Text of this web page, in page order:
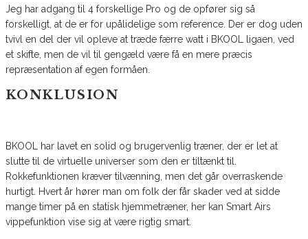
Jeg har adgang til 4 forskellige Pro og de opfører sig så
forskelligt, at de er for upålidelige som reference. Der er dog uden
tvivl en del der vil opleve at træde færre watt i BKOOL ligaen, ved
et skifte, men de vil til gengæld være få en mere præcis
repræsentation af egen formåen.
KONKLUSION
BKOOL har lavet en solid og brugervenlig træner, der er let at
slutte til de virtuelle universer som den er tiltænkt til.
Rokkefunktionen kræver tilvænning, men det går overraskende
hurtigt. Hvert år hører man om folk der får skader ved at sidde
mange timer på en statisk hjemmetræner, her kan Smart Airs
vippefunktion vise sig at være rigtig smart.